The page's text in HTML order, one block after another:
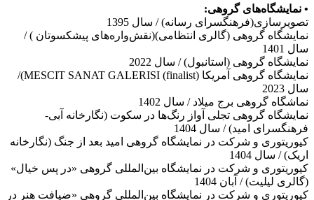
• نمایشگاه‌های گروهی:
تصویرسازی(فرهنگسرای رسانه) / سال 1395
نمایشگاه گروهی (گالری انتظامی)(نقش‌واره‌های پیشکسوتان ) /
سال 1401
نمایشگاه گروهی (استانبول) / سال 2022
نمایشگاه گروهی آمریکا (finalist) MESCIT SANAT GALERISI)/
سال 2023
نماشگاه گروهی برج میلاد / سال 1402
نمایشگاه گروهی تجلی آواز رنگ‌ها در سکوت (نگارخانه آبی-
فرهنگسرای امید) / سال 1404
کیوریتوری و شرکت در نمایشگاه گروهی امید بعد از جنگ (نگارخانه
اریک) / سال 1404
کیوریتوری و شرکت در نمایشگاه بین‌المللی گروهی «در پس خیال»
(گالری لیلیت) / آبان 1404
کیوریتوری و شرکت در نمایشگاه بین‌المللی گروهی «ضیافت هنر در